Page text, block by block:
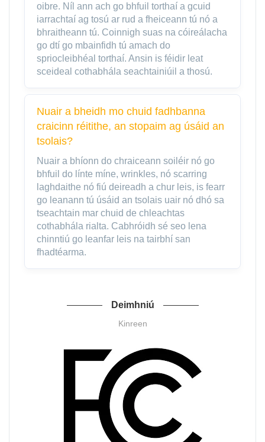
oibre. Níl ann ach go bhfuil torthaí a gcuid
iarrachtaí ag tosú ar rud a fheiceann tú nó a
bhraitheann tú. Coinnigh suas na cóireálacha
go dtí go mbainfidh tú amach do
spriocleibhéal torthaí. Ansin is féidir leat
sceideal cothabhála seachtainiúil a thosú.
Nuair a bheidh mo chuid fadhbanna
craicinn réitithe, an stopaim ag úsáid an
tsolais?
Nuair a bhíonn do chraiceann soiléir nó go
bhfuil do línte míne, wrinkles, nó scarring
laghdaithe nó fiú deireadh a chur leis, is fearr
go leanann tú úsáid an tsolais uair nó dhó sa
tseachtain mar chuid de chleachtas
cothabhála rialta. Cabhróidh sé seo lena
chinntiú go leanfar leis na tairbhí san
fhadtéarma.
Deimhniú
Kinreen